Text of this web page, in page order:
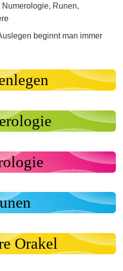
Runen,
beginnt man immer
Orakel